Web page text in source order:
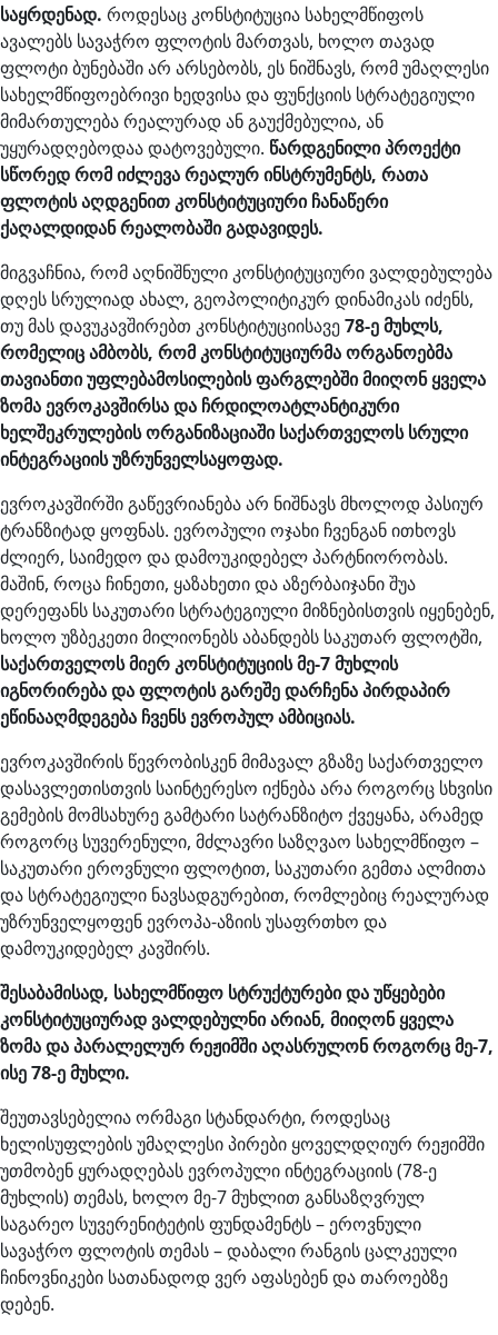
საყრდენად. როდესაც კონსტიტუცია სახელმწიფოს
ავალებს სავაჭრო ფლოტის მართვას, ხოლო თავად
ფლოტი ბუნებაში არ არსებობს, ეს ნიშნავს, რომ უმაღლესი
სახელმწიფოებრივი ხედვისა და ფუნქციის სტრატეგიული
მიმართულება რეალურად ან გაუქმებულია, ან
უყურადღებოდაა დატოვებული. წარდგენილი პროექტი
სწორედ რომ იძლევა რეალურ ინსტრუმენტს, რათა
ფლოტის აღდგენით კონსტიტუციური ჩანაწერი
ქაღალდიდან რეალობაში გადავიდეს.
მიგვაჩნია, რომ აღნიშნული კონსტიტუციური ვალდებულება
დღეს სრულიად ახალ, გეოპოლიტიკურ დინამიკას იძენს,
თუ მას დავუკავშირებთ კონსტიტუციისავე78-ე მუხლს,
რომელიც ამბობს, რომ კონსტიტუციურმა ორგანოებმა
თავიანთი უფლებამოსილების ფარგლებში მიიღონ ყველა
ზომა ევროკავშირსა და ჩრდილოატლანტიკური
ხელშეკრულების ორგანიზაციაში საქართველოს სრული
ინტეგრაციის უზრუნველსაყოფად.
ევროკავშირში გაწევრიანება არ ნიშნავს მხოლოდ პასიურ
ტრანზიტად ყოფნას. ევროპული ოჯახი ჩვენგან ითხოვს
ძლიერ, საიმედო და დამოუკიდებელ პარტნიორობას.
მაშინ, როცა ჩინეთი, ყაზახეთი და აზერბაიჯანი შუა
დერეფანს საკუთარი სტრატეგიული მიზნებისთვის იყენებენ,
ხოლო უზბეკეთი მილიონებს აბანდებს საკუთარ ფლოტში,
საქართველოს მიერ კონსტიტუციის მე-7 მუხლის
იგნორირება და ფლოტის გარეშე დარჩენა პირდაპირ
ეწინააღმდეგება ჩვენს ევროპულ ამბიციას.
ევროკავშირის წევრობისკენ მიმავალ გზაზე საქართველო
დასავლეთისთვის საინტერესო იქნება არა როგორც სხვისი
გემების მომსახურე გამტარი სატრანზიტო ქვეყანა, არამედ
როგორც სუვერენული, მძლავრი საზღვაო სახელმწიფო –
საკუთარი ეროვნული ფლოტით, საკუთარი გემთა ალმითა
და სტრატეგიული ნავსადგურებით, რომლებიც რეალურად
უზრუნველყოფენ ევროპა-აზიის უსაფრთხო და
დამოუკიდებელ კავშირს.
შესაბამისად, სახელმწიფო სტრუქტურები და უწყებები
კონსტიტუციურად ვალდებულნი არიან, მიიღონ ყველა
ზომა და პარალელურ რეჟიმში აღასრულონ როგორც მე-7,
ისე 78-ე მუხლი.
შეუთავსებელია ორმაგი სტანდარტი, როდესაც
ხელისუფლების უმაღლესი პირები ყოველდღიურ რეჟიმში
უთმობენ ყურადღებას ევროპული ინტეგრაციის (78-ე
მუხლის) თემას, ხოლო მე-7 მუხლით განსაზღვრულ
საგარეო სუვერენიტეტის ფუნდამენტს – ეროვნული
სავაჭრო ფლოტის თემას – დაბალი რანგის ცალკეული
ჩინოვნიკები სათანადოდ ვერ აფასებენ და თაროებზე
დებენ.